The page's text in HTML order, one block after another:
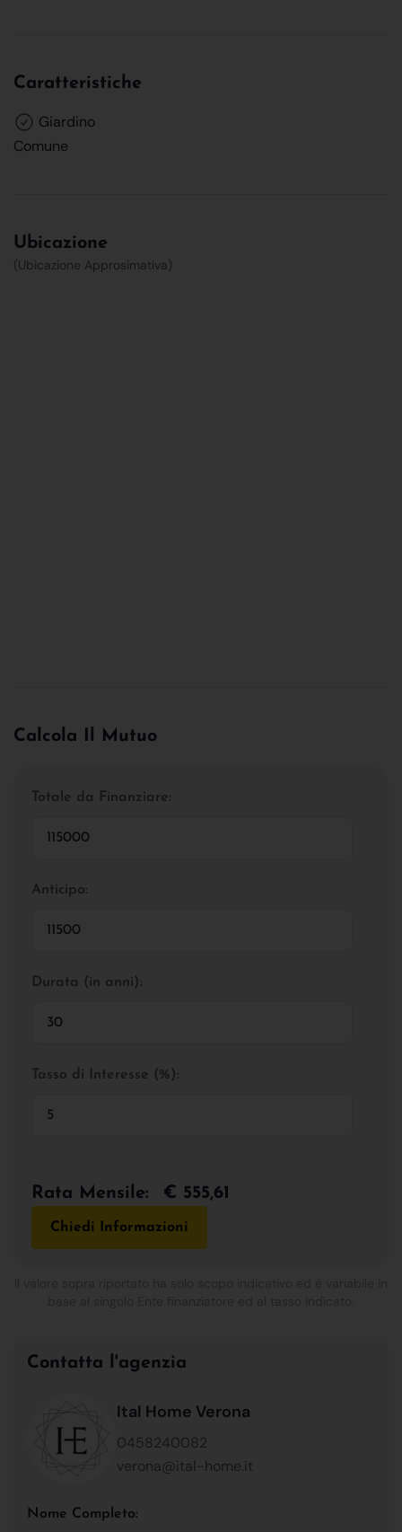
Caratteristiche
Giardino
Comune
Ubicazione
(Ubicazione Approsimativa)
Calcola Il Mutuo
Totale da Finanziare:
Anticipo:
Durata (in anni):
Tasso di Interesse (%):
Rata Mensile: € 555,61
Chiedi Informazioni
Contatta l'agenzia
Ital Home Verona
0458240082
verona@ital-home.it
Nome Completo: